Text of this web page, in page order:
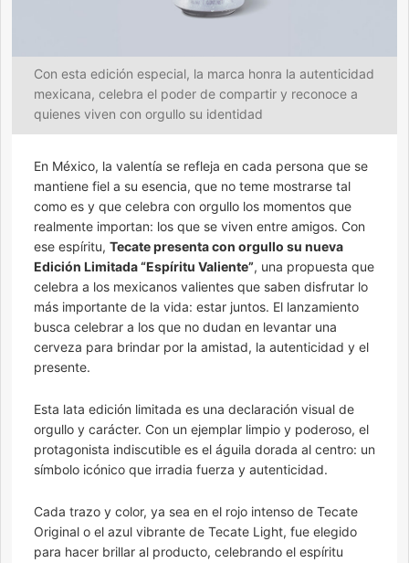
Con esta edición especial, la marca honra la autenticidad
mexicana, celebra el poder de compartir y reconoce a
quienes viven con orgullo su identidad
En México, la valentía se refleja en cada persona que se
mantiene fiel a su esencia, que no teme mostrarse tal
como es y que celebra con orgullo los momentos que
realmente importan: los que se viven entre amigos. Con
ese espíritu, Tecate presenta con orgullo su nueva
Edición Limitada “Espíritu Valiente”, una propuesta que
celebra a los mexicanos valientes que saben disfrutar lo
más importante de la vida: estar juntos. El lanzamiento
busca celebrar a los que no dudan en levantar una
cerveza para brindar por la amistad, la autenticidad y el
presente.
Esta lata edición limitada es una declaración visual de
orgullo y carácter. Con un ejemplar limpio y poderoso, el
protagonista indiscutible es el águila dorada al centro: un
símbolo icónico que irradia fuerza y autenticidad.
Cada trazo y color, ya sea en el rojo intenso de Tecate
Original o el azul vibrante de Tecate Light, fue elegido
para hacer brillar al producto, celebrando el espíritu